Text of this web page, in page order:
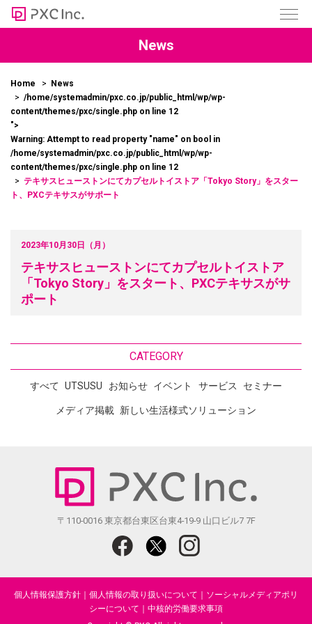
News
Home
News
/home/systemadmin/pxc.co.jp/public_html/wp/wp-
content/themes/pxc/single.php on line 12
">
Warning: Attempt to read property "name" on bool in
/home/systemadmin/pxc.co.jp/public_html/wp/wp-
content/themes/pxc/single.php on line 12
テキサスヒューストンにてカプセルトイストア「Tokyo Story」をスター
ト、PXCテキサスがサポート
2023年10月30日（月）
テキサスヒューストンにてカプセルトイストア
「Tokyo Story」をスタート、PXCテキサスがサ
ポート
CATEGORY
すべて UTSUSU お知らせ イベント サービス セミナー
メディア掲載 新しい生活様式ソリューション
〒110-0016 東京都台東区台東4-19-9 山口ビル7 7F
個人情報保護方針 個人情報の取り扱いについて
ソーシャルメディアポリ
シーについて
中核的労働要求事項